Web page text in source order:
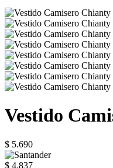
Vestido
$ 5.690
$ 4.837